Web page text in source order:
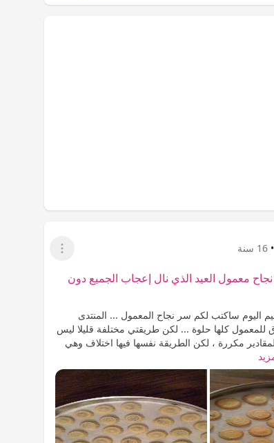
• 16 سنة
عرض القائمة
معمول العيد الذي نال إعجاب الجميع دون
اليوم ساكتب لكم سر نجاح المعمول ... المنتدى
للمعمول كلها حلوة ... لكن طريقتي مختلفة قليلا ليس
مكررة ، لكن الطريقة نفسها فيها اختلاف وهي